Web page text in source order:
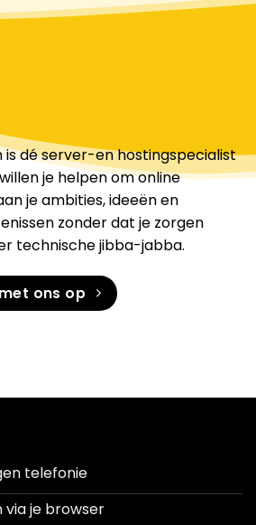
dé server-en hostingspecialist
je helpen om online
je ambities, ideeën en
zonder dat je zorgen
technische jibba-jabba.
ons op
telefonie
via je browser